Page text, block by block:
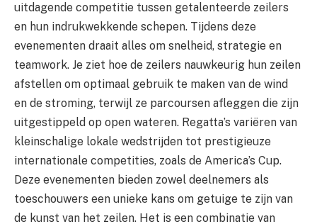
uitdagende competitie tussen getalenteerde zeilers
en hun indrukwekkende schepen. Tijdens deze
evenementen draait alles om snelheid, strategie en
teamwork. Je ziet hoe de zeilers nauwkeurig hun zeilen
afstellen om optimaal gebruik te maken van de wind
en de stroming, terwijl ze parcoursen afleggen die zijn
uitgestippeld op open wateren. Regatta’s variëren van
kleinschalige lokale wedstrijden tot prestigieuze
internationale competities, zoals de America’s Cup.
Deze evenementen bieden zowel deelnemers als
toeschouwers een unieke kans om getuige te zijn van
de kunst van het zeilen. Het is een combinatie van